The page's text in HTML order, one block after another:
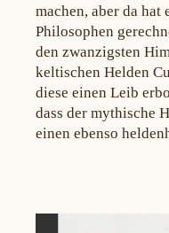
machen, aber da
Philosophen
den zwanzigsten
keltischen Helden
diese einen Leib
dass der mythische
einen ebenso